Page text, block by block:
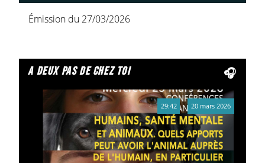
Émission du 27/03/2026
a deux pas de chez toi
29:42 20 mars 2026